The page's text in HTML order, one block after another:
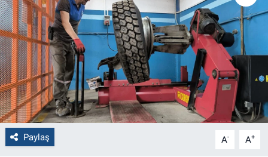
Paylaş A- A+
Kütahya
Gezi
Genel
Çevre
Yerel